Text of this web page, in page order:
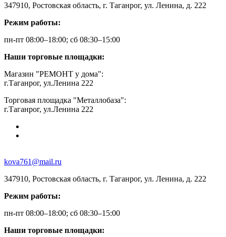
347910, Ростовская область, г. Таганрог, ул. Ленина, д. 222
Режим работы:
пн-пт 08:00–18:00; сб 08:30–15:00
Наши торговые площадки:
Магазин "РЕМОНТ у дома":
г.Таганрог, ул.Ленина 222
Торговая площадка "Металлобаза":
г.Таганрог, ул.Ленина 222
kova761@mail.ru
347910, Ростовская область, г. Таганрог, ул. Ленина, д. 222
Режим работы:
пн-пт 08:00–18:00; сб 08:30–15:00
Наши торговые площадки: